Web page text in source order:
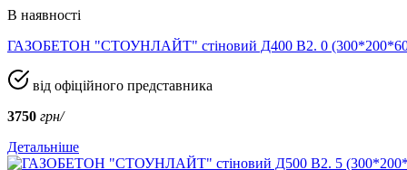
В наявності
ГАЗОБЕТОН "СТОУНЛАЙТ" стіновий Д400 В2. 0
від офіційного представника
3750 грн/
Детальніше